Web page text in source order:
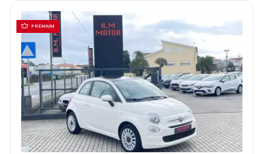
PRÉMIUM